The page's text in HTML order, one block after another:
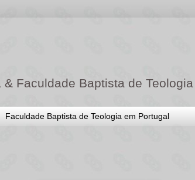
Faculdade Baptista de Teologia
Faculdade Baptista de Teologia em Portugal